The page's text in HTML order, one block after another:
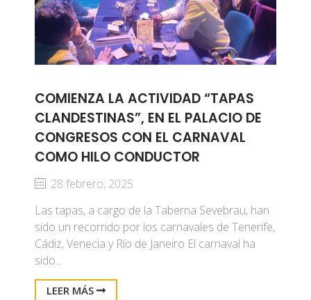
COMIENZA LA ACTIVIDAD “TAPAS
CLANDESTINAS”, EN EL PALACIO DE
CONGRESOS CON EL CARNAVAL
COMO HILO CONDUCTOR
28 febrero, 2025
Las tapas, a cargo de la Taberna Sevebrau, han
sido un recorrido por los carnavales de Tenerife,
Cádiz, Venecia y Río de Janeiro El carnaval ha
sido...
LEER MÁS